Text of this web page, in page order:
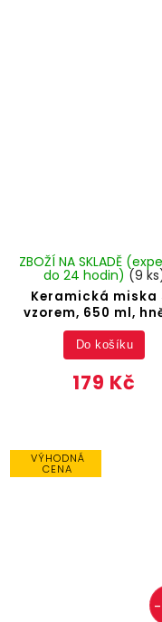
Keramická miska
vzorem, 650 ml,
ZBOŽÍ NA SKLADĚ
do 24 hodin) (9
179 Kč
Do košíku
VÝHODNÁ
CENA